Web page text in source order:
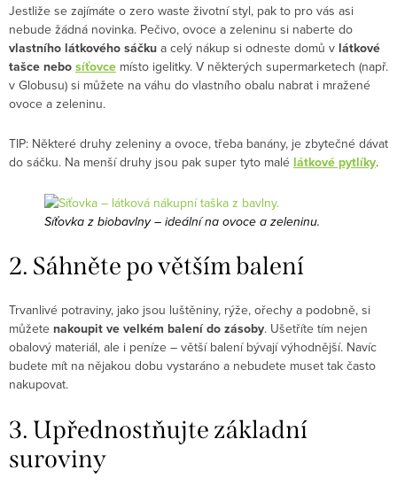
Jestliže se zajímáte o zero waste životní styl, pak to pro vás asi
nebude žádná novinka. Pečivo, ovoce a zeleninu si naberte do
vlastního látkového sáčku a celý nákup si odneste domů v látkové
tašce nebosíťovce místo igelitky. V některých supermarketech (např.
v Globusu) si můžete na váhu do vlastního obalu nabrat i mražené
ovoce a zeleninu.
TIP: Některé druhy zeleniny a ovoce, třeba banány, je zbytečné dávat
do sáčku. Na menší druhy jsou pak super tyto malé látkové pytlíky.
Síťovka z biobavlny – ideální na ovoce a zeleninu.
2. Sáhněte po větším balení
Trvanlivé potraviny, jako jsou luštěniny, rýže, ořechy a podobně, si
můžete nakoupit ve velkém balení do zásoby. Ušetříte tím nejen
obalový materiál, ale i peníze – větší balení bývají výhodnější. Navíc
budete mít na nějakou dobu vystaráno a nebudete muset tak často
nakupovat.
3. Upřednostňujte základní
suroviny